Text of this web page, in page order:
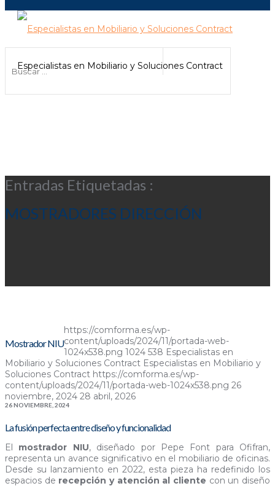
Especialistas en Mobiliario y Soluciones Contract
Entradas Etiquetadas :
MOSTRADORES DIRECCIÓN
Mostrador NIU
https://comforma.es/wp-
content/uploads/2024/11/portada-web-
1024x538.png 1024 538 Especialistas en
Mobiliario y Soluciones Contract Especialistas en Mobiliario y
Soluciones Contract https://comforma.es/wp-
content/uploads/2024/11/portada-web-1024x538.png 26
noviembre, 2024 28 abril, 2026
26 NOVIEMBRE, 2024
La fusión perfecta entre diseño y funcionalidad
El mostrador NIU, diseñado por Pepe Font para Ofifran,
representa un avance significativo en el mobiliario de oficinas.
Desde su lanzamiento en 2022, esta pieza ha redefinido los
espacios de recepción y atención al cliente con un diseño